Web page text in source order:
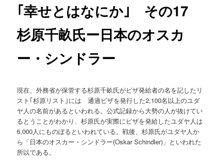
｢幸せとはなにか｣ その17
杉原千畝氏ー日本のオスカ
ー・シンドラー
現在、外務省が保管する杉原千畝氏がビザ発給者の名を記したリ
スト｢杉原リスト｣には 通過ビザを発行した2,100名以上のユダ
ヤ人の名前があるといわれる。公式記録から大勢の人が抜けてい
るとうことがわかり、杉原氏が実際にビザを発給したユダヤ人は
6,000人にものぼるといわれている。戦後、杉原氏がユダヤ人か
ら「日本のオスカー・シンドラー(Oskar Schindler)」といわれた
所以である。